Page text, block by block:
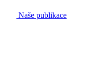
Naše publikace